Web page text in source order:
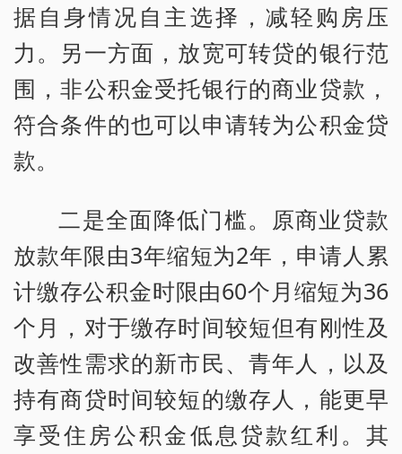
据自身情况自主选择，减轻购房压
力。另一方面，放宽可转贷的银行范
围，非公积金受托银行的商业贷款，
符合条件的也可以申请转为公积金贷
款。
二是全面降低门槛。原商业贷款
放款年限由3年缩短为2年，申请人累
计缴存公积金时限由60个月缩短为36
个月，对于缴存时间较短但有刚性及
改善性需求的新市民、青年人，以及
持有商贷时间较短的缴存人，能更早
享受住房公积金低息贷款红利。其